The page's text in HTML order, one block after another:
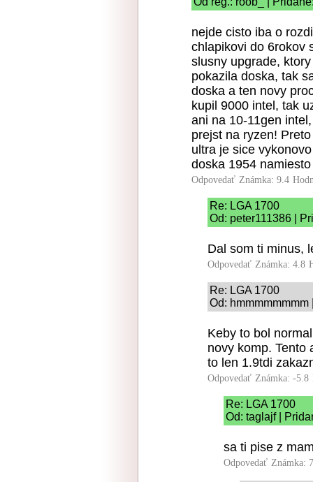
nejde cisto iba o
chlapikovi do 6rokov
slusny upgrade,
pokazila doska, tak
doska a ten novy
kupil 9000 intel, tak
ani na 10-11gen
prejst na ryzen!
ultra je sice
doska 1954
Odpovedať Známka: 9.4
Re: LGA 1700
Od: peter111386 |
Dal som ti minus,
Odpovedať Známka: 4.8
Re: LGA 1700
Od:
Keby to bol
novy komp. Tento
to len 1.9tdi
Odpovedať Známka: -5.8
Re: LGA 1700
Od: taglajf |
sa ti pise z
Odpovedať Známka: